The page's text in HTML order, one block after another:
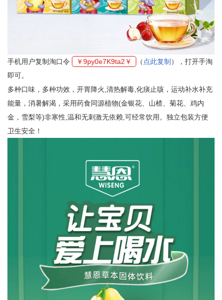
手机用户复制淘口令 ￥9py0e7K9ta2￥ （ 点此复制 ），打开手淘
即可。
多种口味，多种功效，开胃降火,清热解毒,化痰止咳，运动补水补充
能量，消暑解渴，采用药食同源植物(金银花、山楂、菊花、鸡内
金，雪梨等)非寒性,温和无刺激无依赖,可经常饮用。独立包装方便
卫生安全！